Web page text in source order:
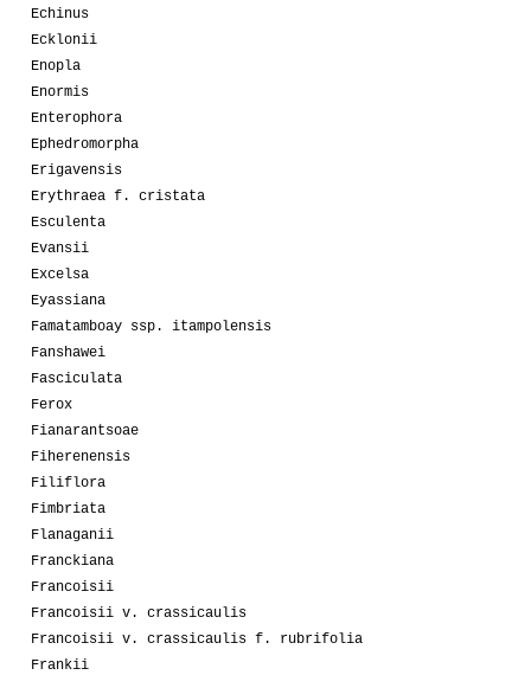
Echinus
Ecklonii
Enopla
Enormis
Enterophora
Ephedromorpha
Erigavensis
Erythraea f. cristata
Esculenta
Evansii
Excelsa
Eyassiana
Famatamboay ssp. itampolensis
Fanshawei
Fasciculata
Ferox
Fianarantsoae
Fiherenensis
Filiflora
Fimbriata
Flanaganii
Franckiana
Francoisii
Francoisii v. crassicaulis
Francoisii v. crassicaulis f. rubrifolia
Frankii